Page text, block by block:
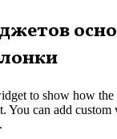
to show how
You can add custom